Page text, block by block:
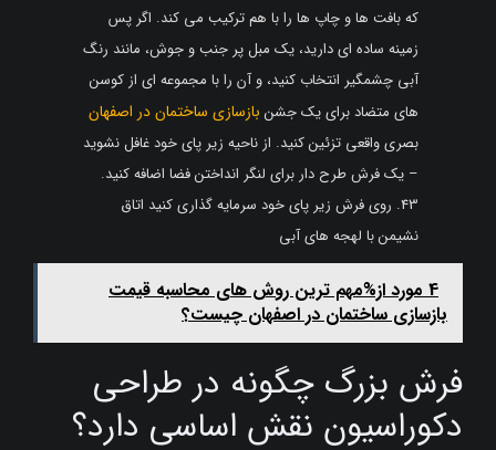
که بافت ها و چاپ ها را با هم ترکیب می کند. اگر پس
زمینه ساده ای دارید، یک مبل پر جنب و جوش، مانند رنگ
آبی چشمگیر انتخاب کنید، و آن را با مجموعه ای از کوسن
های متضاد برای یک جشن بازسازی ساختمان در اصفهان
بصری واقعی تزئین کنید. از ناحیه زیر پای خود غافل نشوید
– یک فرش طرح دار برای لنگر انداختن فضا اضافه کنید.
43. روی فرش زیر پای خود سرمایه گذاری کنید اتاق
نشیمن با لهجه های آبی
4 مورد از%مهم ترین روش های محاسبه قیمت
بازسازی ساختمان در اصفهان چیست؟
فرش بزرگ چگونه در طراحی
دکوراسیون نقش اساسی دارد؟